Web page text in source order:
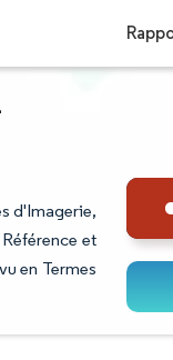
d'Imagerie,
et
en Termes